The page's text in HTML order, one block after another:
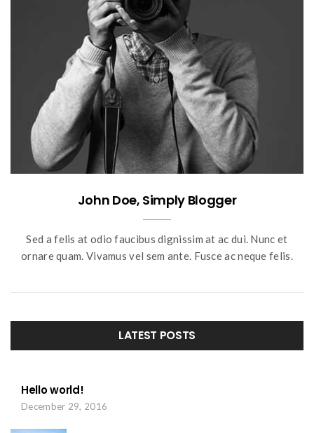
John Doe, Simply Blogger
Sed a felis at odio faucibus dignissim at ac dui. Nunc et
ornare quam. Vivamus vel sem ante. Fusce ac neque felis.
LATEST POSTS
Hello world!
December 29, 2016